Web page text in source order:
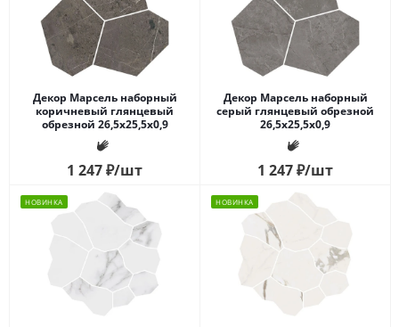
Декор Марсель наборный
коричневый глянцевый
обрезной 26,5x25,5x0,9
1 247₽/шт
Декор Марсель наборный
серый глянцевый обрезной
26,5x25,5x0,9
1 247₽/шт
НОВИНКА НОВИНКА